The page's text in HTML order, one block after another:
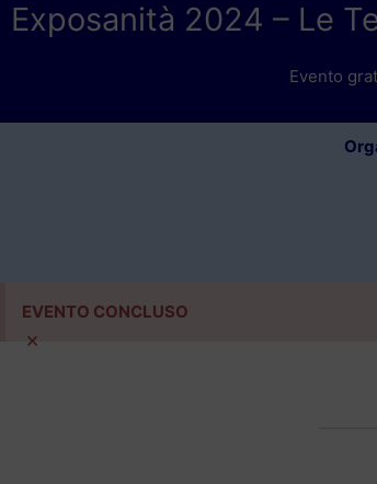
Exposanità 2024 – Le
Evento
EVENTO CONCLUSO
×